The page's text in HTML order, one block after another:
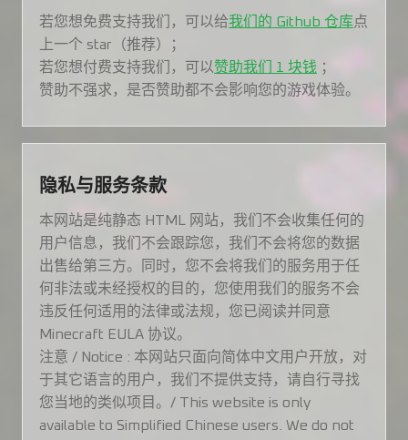
若您想免费支持我们，可以给我们的 Github 仓库点
上一个 star（推荐）；
若您想付费支持我们，可以赞助我们 1 块钱 ；
赞助不强求，是否赞助都不会影响您的游戏体验。
隐私与服务条款
本网站是纯静态 HTML 网站，我们不会收集任何的
用户信息，我们不会跟踪您，我们不会将您的数据
出售给第三方。同时，您不会将我们的服务用于任
何非法或未经授权的目的，您使用我们的服务不会
违反任何适用的法律或法规，您已阅读并同意
Minecraft EULA 协议。
注意 / Notice : 本网站只面向简体中文用户开放，对
于其它语言的用户，我们不提供支持，请自行寻找
您当地的类似项目。/ This website is only
available to Simplified Chinese users. We do not